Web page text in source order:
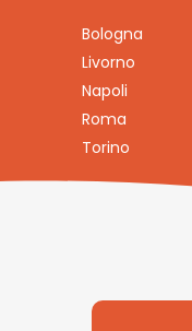
Bologna
Livorno
Napoli
Roma
Torino